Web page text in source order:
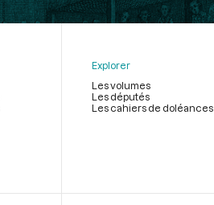
Explorer
Les volumes
Les députés
Les cahiers de doléances